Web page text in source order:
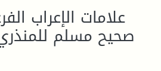
علامات الإعراب
صحيح مسلم